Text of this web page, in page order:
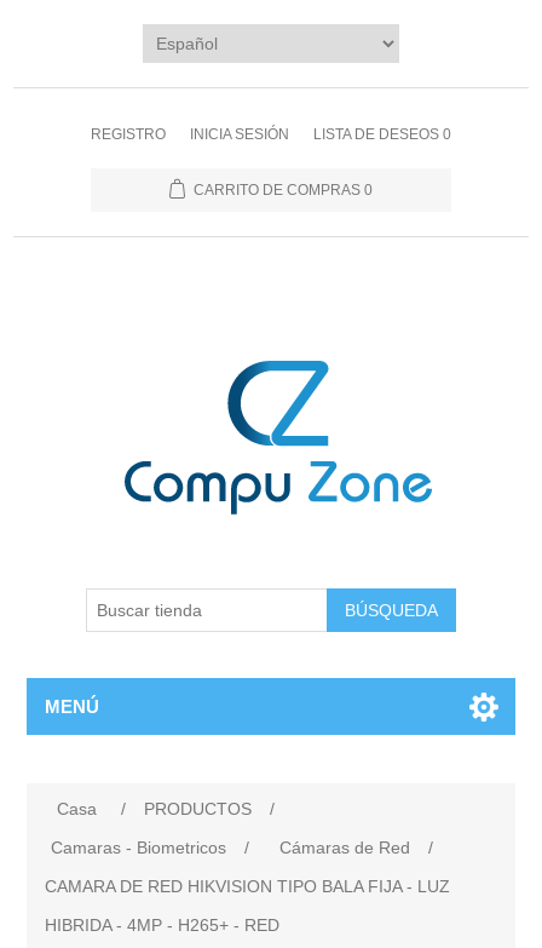
REGISTRO INICIA SESIÓN LISTA DE DESEOS 0
CARRITO DE COMPRAS 0
BÚSQUEDA
MENÚ
Casa / PRODUCTOS
/
Camaras - Biometricos
/ Cámaras de Red
/
CAMARA DE RED HIKVISION TIPO BALA FIJA - LUZ
HIBRIDA - 4MP - H265+ - RED